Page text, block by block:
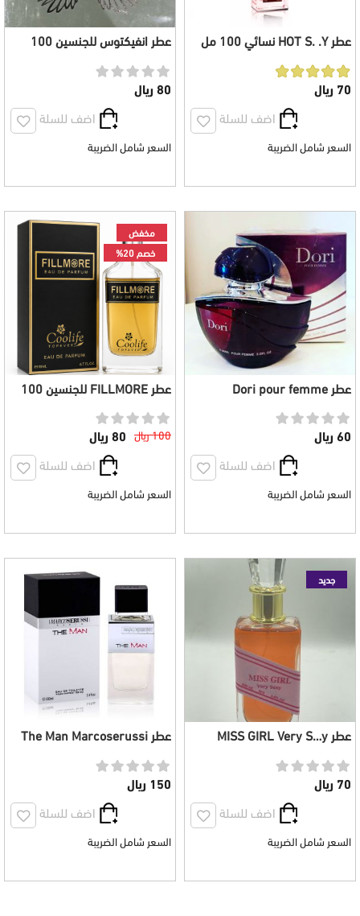
عطر HOT S. .Y نسائي 100 مل
70 ريال
اضف للسلة
السعر شامل الضريبة
عطر انفيكتوس للجنسين 100
80 ريال
اضف للسلة
السعر شامل الضريبة
عطر Dori pour femme
60 ريال
اضف للسلة
السعر شامل الضريبة
مخفض
خصم 20%
عطر FILLMORE للجنسين 100
100 ريال
80 ريال
اضف للسلة
السعر شامل الضريبة
جديد
عطر MISS GIRL Very S…y
70 ريال
اضف للسلة
السعر شامل الضريبة
عطر The Man Marcoserussi
150 ريال
اضف للسلة
السعر شامل الضريبة